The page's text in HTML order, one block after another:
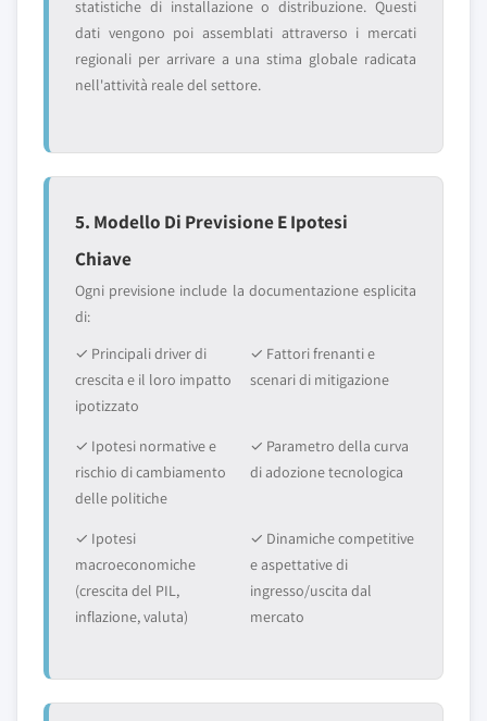
statistiche di installazione o distribuzione. Questi
dati vengono poi assemblati attraverso i mercati
regionali per arrivare a una stima globale radicata
nell'attività reale del settore.
5. Modello Di Previsione E Ipotesi
Chiave
Ogni previsione include la documentazione esplicita
di:
✓ Principali driver di
crescita e il loro impatto
ipotizzato
✓ Fattori frenanti e
scenari di mitigazione
✓ Ipotesi normative e
rischio di cambiamento
delle politiche
✓ Parametro della curva
di adozione tecnologica
✓ Ipotesi
macroeconomiche
(crescita del PIL,
inflazione, valuta)
✓ Dinamiche competitive
e aspettative di
ingresso/uscita dal
mercato